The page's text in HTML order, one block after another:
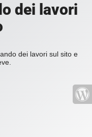
dei lavori
dei lavori sul sito e